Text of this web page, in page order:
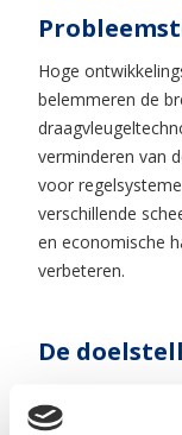
Hoge
belemmeren de
verminderen van
voor
verschillende
en economische
verbeteren.
De
FFCS op